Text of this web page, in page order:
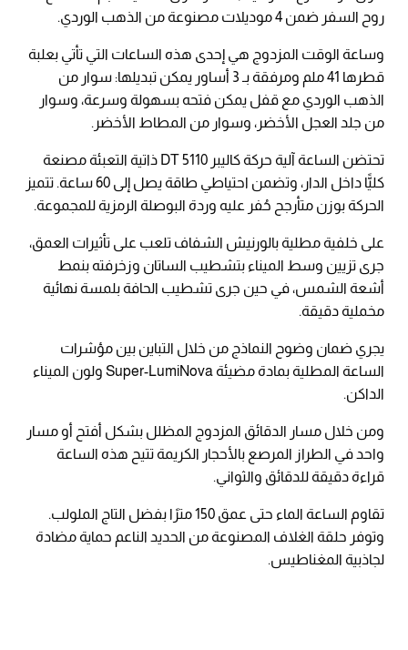
روح السفر ضمن 4 موديلات مصنوعة من الذهب الوردي.
وساعة الوقت المزدوج هي إحدى هذه الساعات التي تأتي بعلبة
قطرها 41 ملم ومرفقة بـ 3 أساور يمكن تبديلها: سوار من
الذهب الوردي مع قفل يمكن فتحه بسهولة وسرعة، وسوار
من جلد العجل الأخضر، وسوار من المطاط الأخضر.
تحتضن الساعة آلية حركة كاليبر 5110 DT ذاتية التعبئة مصنعة
كليًّا داخل الدار، وتضمن احتياطي طاقة يصل إلى 60 ساعة. تتميز
الحركة بوزن متأرجح حُفر عليه وردة البوصلة الرمزية للمجموعة.
على خلفية مطلية بالورنيش الشفاف تلعب على تأثيرات العمق،
جرى تزيين وسط الميناء بتشطيب الساتان وزخرفته بنمط
أشعة الشمس، في حين جرى تشطيب الحافة بلمسة نهائية
مخملية دقيقة.
يجري ضمان وضوح النماذج من خلال التباين بين مؤشرات
الساعة المطلية بمادة مضيئة Super-LumiNova ولون الميناء
الداكن.
ومن خلال مسار الدقائق المزدوج المظلل بشكل أفتح أو مسار
واحد في الطراز المرصع بالأحجار الكريمة تتيح هذه الساعة
قراءة دقيقة للدقائق والثواني.
تقاوم الساعة الماء حتى عمق 150 مترًا بفضل التاج الملولب.
وتوفر حلقة الغلاف المصنوعة من الحديد الناعم حماية مضادة
لجاذبية المغناطيس.